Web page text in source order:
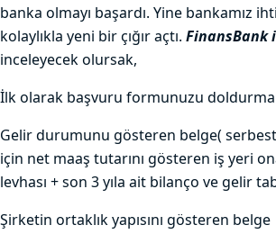
banka olmayı başardı. Yine bankamız
kolaylıkla yeni bir çığır açtı. FinansBank
inceleyecek olursak,
İlk olarak başvuru formunuzu
Gelir durumunu gösteren belge(
için net maaş tutarını gösteren iş yeri
levhası + son 3 yıla ait bilanço ve gelir
Şirketin ortaklık yapısını gösteren belge